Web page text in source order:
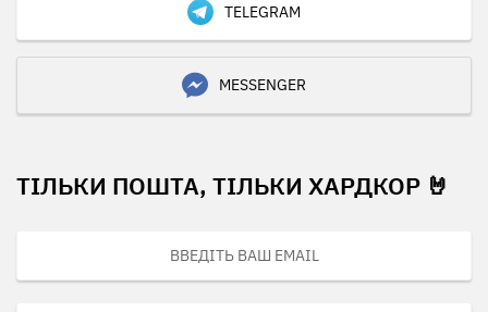
TELEGRAM
MESSENGER
ТІЛЬКИ ПОШТА, ТІЛЬКИ ХАРДКОР 🤘